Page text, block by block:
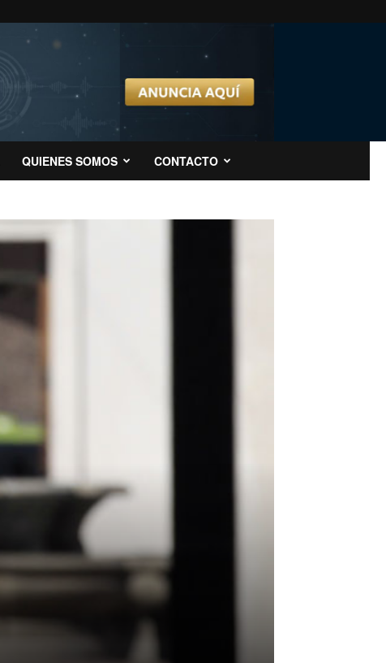
QUIENES SOMOS CONTACTO